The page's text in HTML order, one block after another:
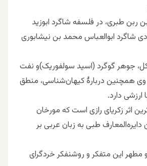
ربن طبری، در فلسفه شاگرد ابوزید
شاگرد ابوالعباس محمد بن نیشابوری
جوهر گوگرد (اسید سولفوریک)و نفت
همچنین دربارهٔ کیهان‌شناسی، منطق
ارزشی دارد.
اثر زکریای رازى است كه مورخان
دايره‌المعارف طبی به زبان عربی بر
مطهر این متفکر و روشنفکر خردگرای